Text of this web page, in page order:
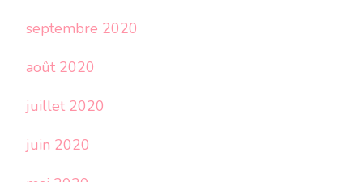
septembre 2020
août 2020
juillet 2020
juin 2020